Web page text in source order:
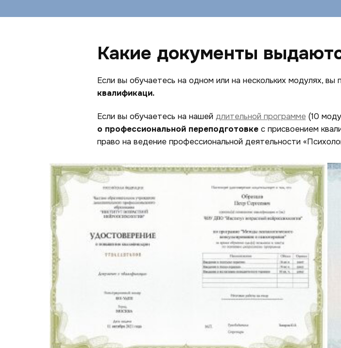
Какие документы
Если вы обучаетесь на одном или на нескольких модулях, вы
квалификаци.
Если вы обучаетесь на нашей длительной программе (10
о профессиональной переподготовкес присвоением
право на ведение профессиональной деятельности